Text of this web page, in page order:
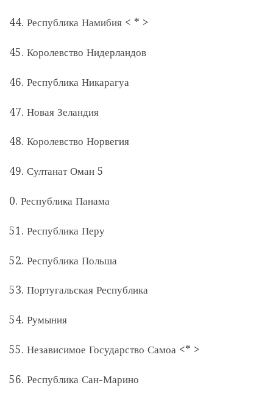
44. Республика Намибия < * >
45. Королевство Нидерландов
46. Республика Никарагуа
47. Новая Зеландия
48. Королевство Норвегия
49. Султанат Оман 5
0. Республика Панама
51. Республика Перу
52. Республика Польша
53. Португальская Республика
54. Румыния
55. Независимое Государство Самоа <* >
56. Республика Сан-Марино